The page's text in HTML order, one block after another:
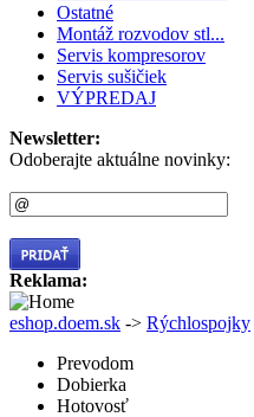
Ostatné
Montáž rozvodov stl...
Servis kompresorov
Servis sušičiek
VÝPREDAJ
Newsletter:
Odoberajte aktuálne novinky:
Reklama:
eshop.doem.sk -> Rýchlospojky
Prevodom
Dobierka
Hotovosť